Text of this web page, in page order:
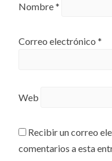
Nombre*
Correo electrónico*
Web
Recibir un correo
comentarios a esta